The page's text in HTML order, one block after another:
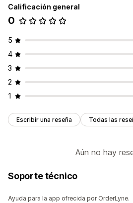
Calificación general
0
5
4
3
2
1
Escribir una reseña Todas las
Aún no hay
Soporte técnico
Ayuda para la app ofrecida por OrderLyne.